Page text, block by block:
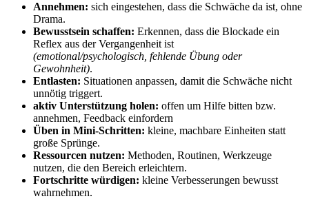
Annehmen: sich eingestehen, dass die Schwäche da ist, ohne
Drama.
Bewusstsein schaffen: Erkennen, dass die Blockade ein
Reflex aus der Vergangenheit ist
(emotional/psychologisch, fehlende Übung oder
Gewohnheit).
Entlasten: Situationen anpassen, damit die Schwäche nicht
unnötig triggert.
aktiv Unterstützung holen: offen um Hilfe bitten bzw.
annehmen, Feedback einfordern
Üben in Mini-Schritten: kleine, machbare Einheiten statt
große Sprünge.
Ressourcen nutzen: Methoden, Routinen, Werkzeuge
nutzen, die den Bereich erleichtern.
Fortschritte würdigen: kleine Verbesserungen bewusst
wahrnehmen.